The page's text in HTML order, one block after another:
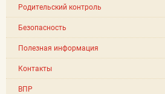
Родительский контроль
Безопасность
Полезная информация
Контакты
ВПР